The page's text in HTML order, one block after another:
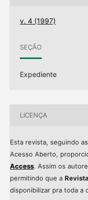
v. 4 (1997)
SEÇÃO
Expediente
LICENÇA
Esta revista, seguindo
Acesso Aberto,
Access. Assim os
permitindo que a
disponibilizar pra toda a